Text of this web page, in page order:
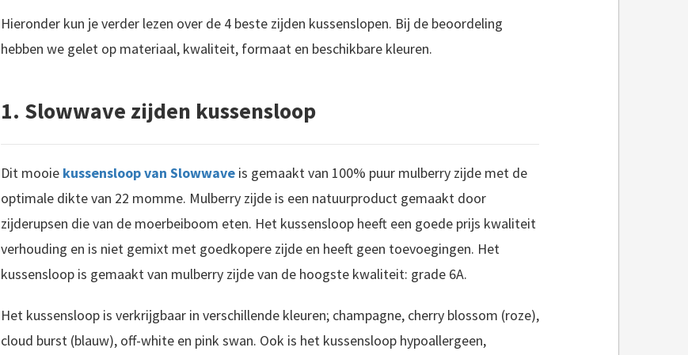
Hieronder kun je verder lezen over de 4 beste zijden kussenslopen. Bij de beoordeling
hebben we gelet op materiaal, kwaliteit, formaat en beschikbare kleuren.
1. Slowwave zijden kussensloop
Dit mooie kussensloop van Slowwave is gemaakt van 100% puur mulberry zijde met de
optimale dikte van 22 momme. Mulberry zijde is een natuurproduct gemaakt door
zijderupsen die van de moerbeiboom eten. Het kussensloop heeft een goede prijs kwaliteit
verhouding en is niet gemixt met goedkopere zijde en heeft geen toevoegingen. Het
kussensloop is gemaakt van mulberry zijde van de hoogste kwaliteit: grade 6A.
Het kussensloop is verkrijgbaar in verschillende kleuren; champagne, cherry blossom (roze),
cloud burst (blauw), off-white en pink swan. Ook is het kussensloop hypoallergeen,